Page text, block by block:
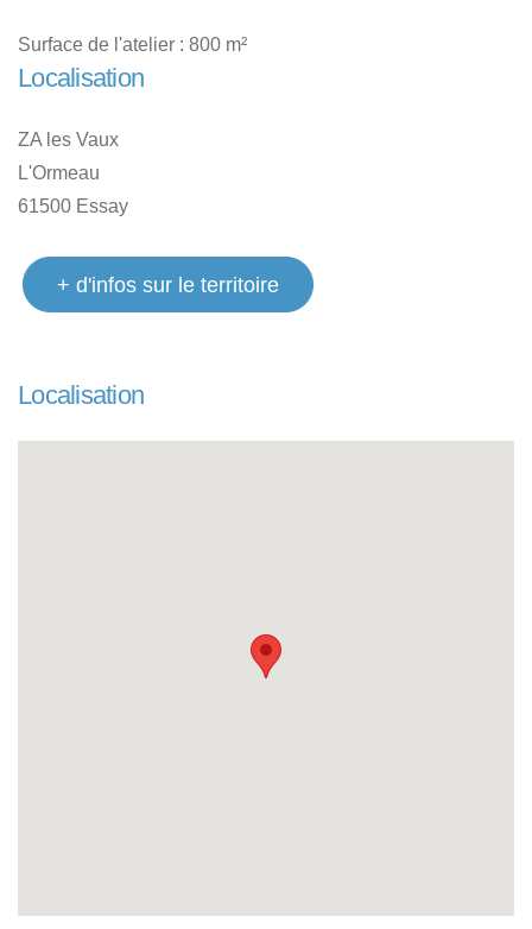
Surface de l'atelier : 800 m²
Localisation
ZA les Vaux
L'Ormeau
61500 Essay
+ d'infos sur le territoire
Localisation